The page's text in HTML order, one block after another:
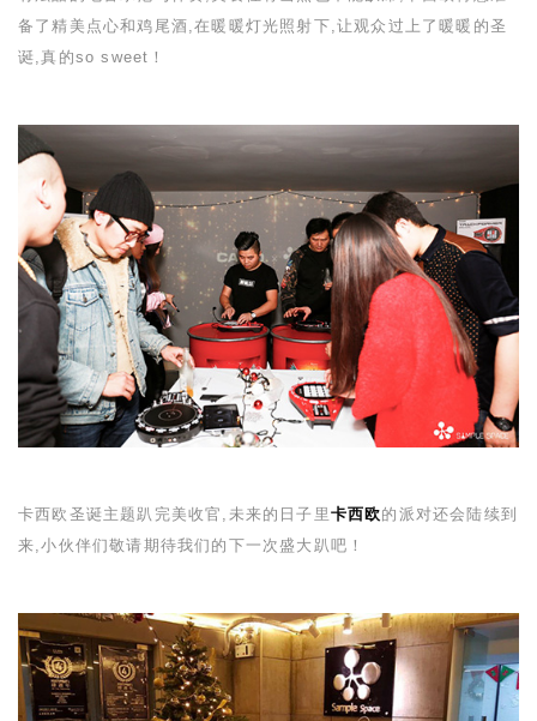
备了精美点心和鸡尾酒,在暖暖灯光照射下,让观众过上了暖暖的圣
诞,真的so sweet ！
卡西欧圣诞主题趴完美收官,未来的日子里 卡西欧的派对还会陆续到
来,小伙伴们敬请期待我们的下一次盛大趴吧！